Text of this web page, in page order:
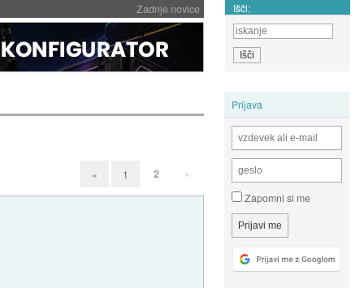
Zadnje novice Išči:
Prijava
Zapomni si me
« 1 2 »